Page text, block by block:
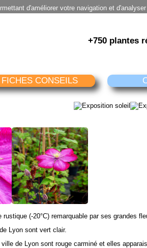
d'améliorer votre navigation et
+750 plantes
FICHES CONSEILS
(-20°C) remarquable par ses grandes
Lyon sont vert clair.
de Lyon sont rouge carminé et elles